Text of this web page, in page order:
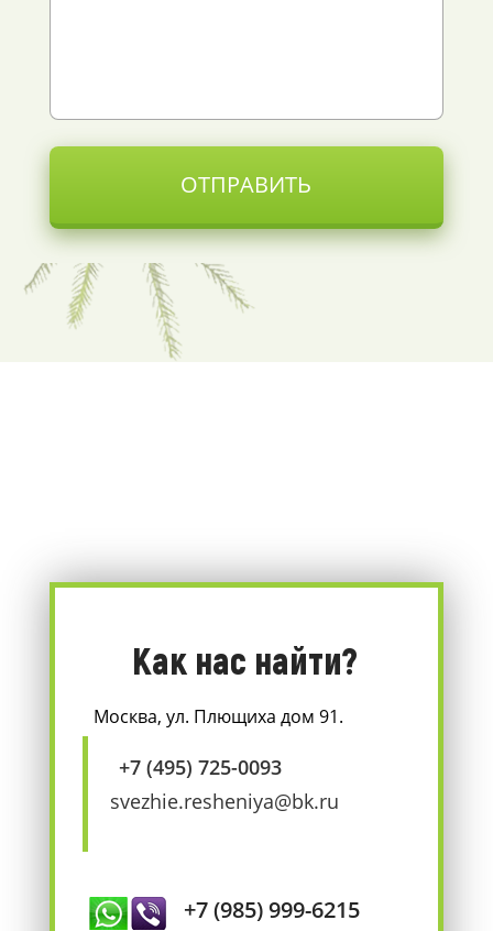
ОТПРАВИТЬ
Как нас найти?
Москва, ул. Плющиха дом 91.
+7 (495) 725-0093
svezhie.resheniya@bk.ru
+7 (985) 999-6215